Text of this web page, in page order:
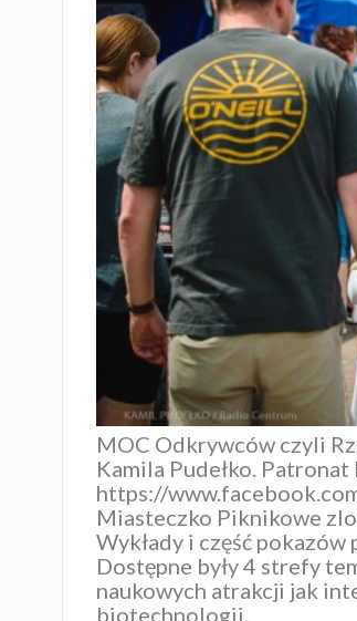
MOC Odkrywców czyli
Kamila Pudełko. Patronat
https://
Miasteczko Piknikowe
Wykłady i część
Dostępne były 4 strefy
naukowych atrakcji jak
biotechnologii.